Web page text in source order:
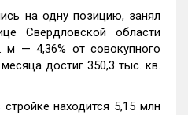
на одну позицию, занял
Свердловской области
м — 4,36% от совокупного
достиг 350,3 тыс. кв.
находится 5,15 млн